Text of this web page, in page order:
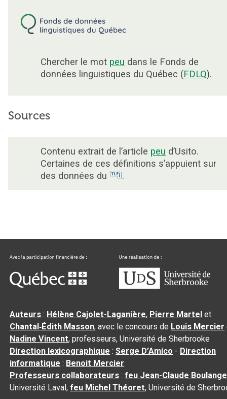
Chercher le mot peu dans le Fonds de
données linguistiques du Québec (FDLQ).
Sources
Contenu extrait de l’article peu d’Usito.
Certaines de ces définitions s’appuient sur
des données du
.
Auteurs : Hélène Cajolet-Laganière, Pierre Martel et
Chantal‑Édith Masson, avec le concours de Louis Mercier
Nadine Vincent, professeurs, Université de Sherbrooke
Direction lexicographique :Serge D’Amico - Direction
informatique : Benoit Mercier
Professeurs collaborateurs :feu Jean-Claude
Université Laval,feu Michel Théoret, Université de